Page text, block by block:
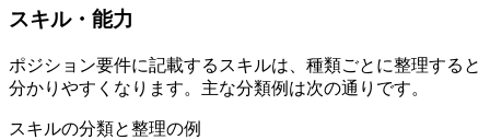
スキル・能力
ポジション要件に記載するスキルは、種類ごとに整理すると
分かりやすくなります。主な分類例は次の通りです。
スキルの分類と整理の例